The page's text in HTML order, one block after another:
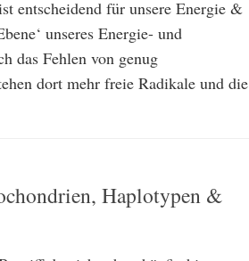
entscheidend für unsere Energie &
unseres Energie- und
das Fehlen von genug
dort mehr freie Radikale und die
Haplotypen &